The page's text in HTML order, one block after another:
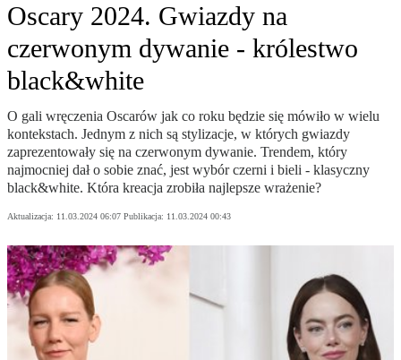
Oscary 2024. Gwiazdy na
czerwonym dywanie - królestwo
black&white
O gali wręczenia Oscarów jak co roku będzie się mówiło w wielu
kontekstach. Jednym z nich są stylizacje, w których gwiazdy
zaprezentowały się na czerwonym dywanie. Trendem, który
najmocniej dał o sobie znać, jest wybór czerni i bieli - klasyczny
black&white. Która kreacja zrobiła najlepsze wrażenie?
Aktualizacja: 11.03.2024 06:07 Publikacja: 11.03.2024 00:43